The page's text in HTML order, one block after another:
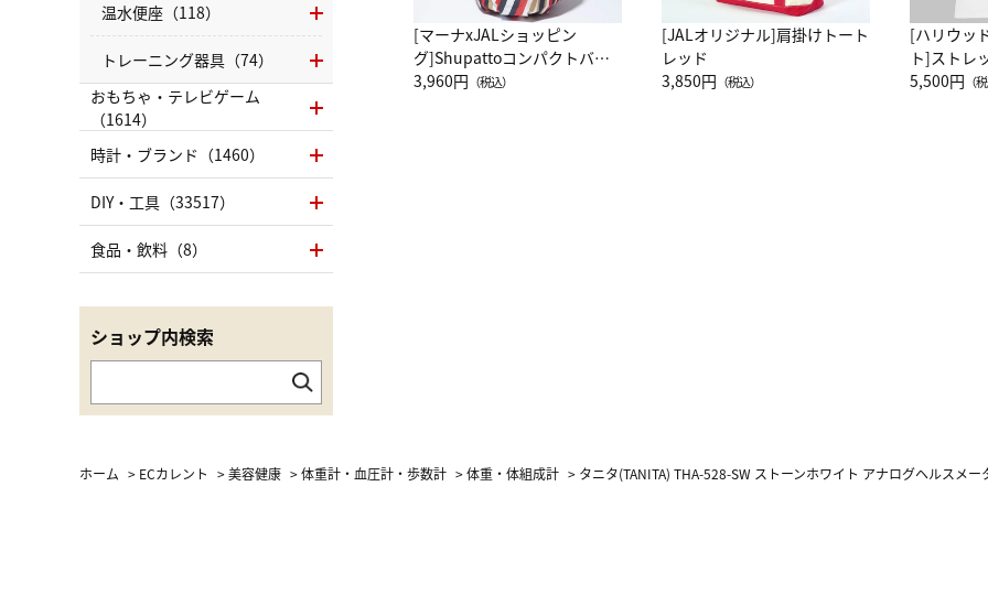
[マーナxJALショッピン
グ]Shupattoコンパクトバッ
グ Drop JAL客室乗務員
3,960円 （税込）
[JALオリジナル]肩掛けトート
レッド
3,850円 （税込）
[ハリウッ
ト]ストレ
ーネック
5,500円 （
温水便座（118）
トレーニング器具（74）
おもちゃ・テレビゲーム
（1614）
時計・ブランド（1460）
DIY・工具（33517）
食品・飲料（8）
ショップ内検索
ホーム > ECカレント >美容健康 >体重計・血圧計・歩数計 >体重・体組成計 > タニタ(TANITA) THA-528-SW ストーンホワイト アナログヘルスメー